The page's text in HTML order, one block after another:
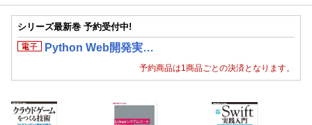
シリーズ最新巻 予約受付中!
Python Web開発実…
予約商品は1商品ごとの決済となります。